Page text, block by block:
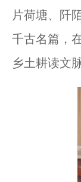
片荷塘、阡
千古名篇，
乡土耕读文